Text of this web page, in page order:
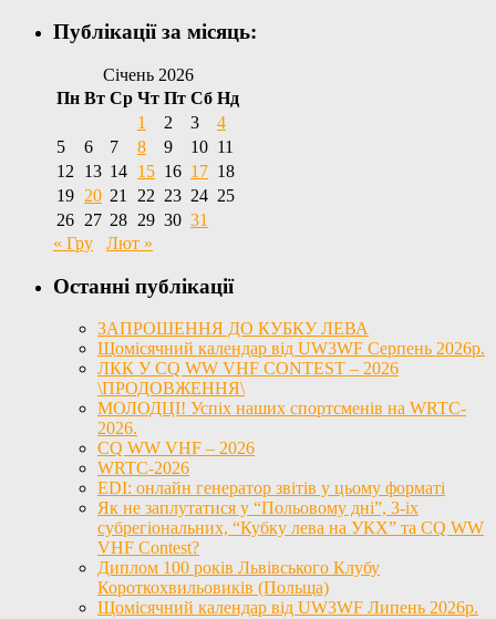
Публікації за місяць:
Січень 2026
Пн Вт Ср Чт Пт Сб Нд
1
2 3
4
5
6 7 8 9 10 11
12
13 14 15 16 17 18
19 20 21 22 23 24 25
26 27 28 29 30 31
« Гру
Лют »
Останні публікації
ЗАПРОШЕННЯ ДО КУБКУ ЛЕВА
Щомісячний календар від UW3WF Серпень 2026р.
ЛКК У CQ WW VHF CONTEST – 2026
\ПРОДОВЖЕННЯ\
МОЛОДЦІ! Успіх наших спортсменів на WRTC-
2026.
CQ WW VHF – 2026
WRTC-2026
EDI: онлайн генератор звітів у цьому форматі
Як не заплутатися у “Польовому дні”, 3-іх
субрегіональних, “Кубку лева на УКХ” та CQ WW
VHF Contest?
Диплом 100 років Львівського Клубу
Короткохвильовиків (Польща)
Щомісячний календар від UW3WF Липень 2026р.